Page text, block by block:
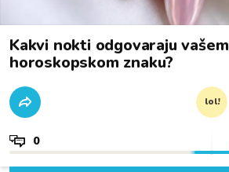
Kakvi nokti odgovaraju vašem
horoskopskom znaku?
lol!
0